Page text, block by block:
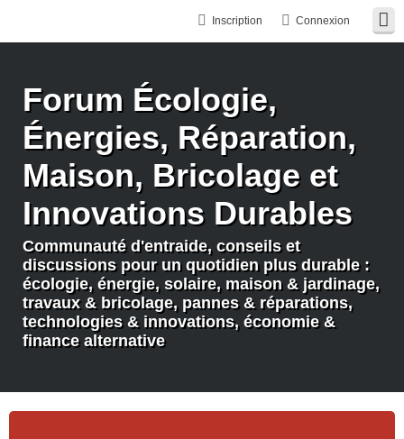
Connexion
Inscription
Forum Écologie,
Énergies, Réparation,
Maison, Bricolage et
Innovations Durables
Communauté d'entraide, conseils et
discussions pour un quotidien plus durable :
écologie, énergie, solaire, maison & jardinage,
travaux & bricolage, pannes & réparations,
technologies & innovations, économie &
finance alternative